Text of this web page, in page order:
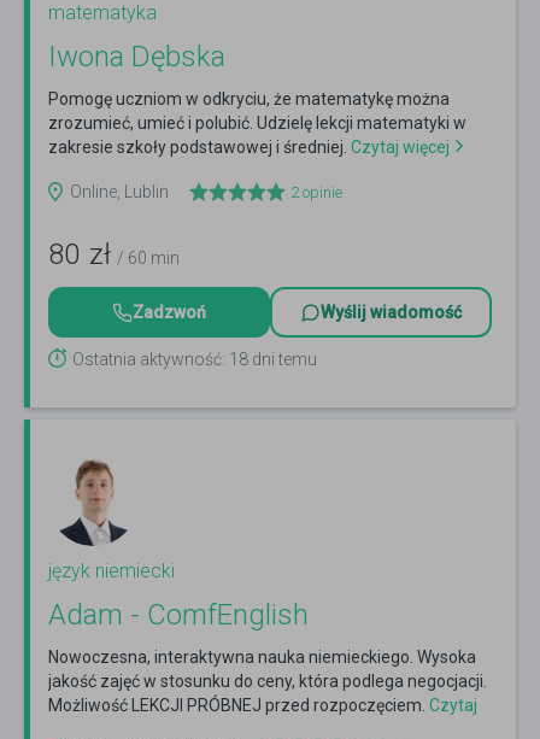
matematyka
Iwona Dębska
Pomogę uczniom w odkryciu, że matematykę można
zrozumieć, umieć i polubić. Udzielę lekcji matematyki w
zakresie szkoły podstawowej i średniej. Czytaj więcej
Online, Lublin 2opinie
80 zł / 60 min
Zadzwoń Wyślij wiadomość
Ostatnia aktywność: 18 dni temu
język niemiecki
Adam - ComfEnglish
Nowoczesna, interaktywna nauka niemieckiego. Wysoka
jakość zajęć w stosunku do ceny, która podlega negocjacji.
Możliwość LEKCJI PRÓBNEJ przed rozpoczęciem. Czytaj